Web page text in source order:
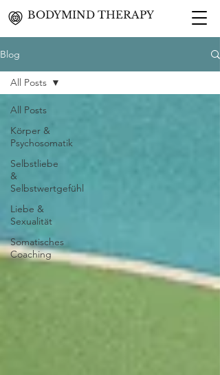
BODYMIND THERAPY
Blog
All Posts
Körper &
Psychosomatik
Selbstliebe
&
Selbstwertgefühl
Liebe &
Sexualität
Somatisches
Coaching
All Posts